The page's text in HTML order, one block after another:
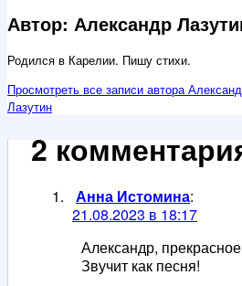
Автор: Александр
Родился в Карелии. Пишу стихи.
Просмотреть все записи автора
Лазутин
2
Анна Истомина:
21.08.2023 в 18:17
Александр,
Звучит как песня!